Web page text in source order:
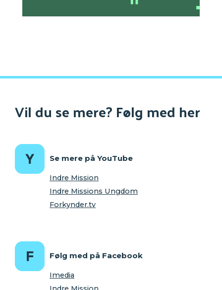
Vil du se mere? Følg med her
Se mere på YouTube
Indre Mission
Indre Missions Ungdom
Forkynder.tv
Følg med på Facebook
Imedia